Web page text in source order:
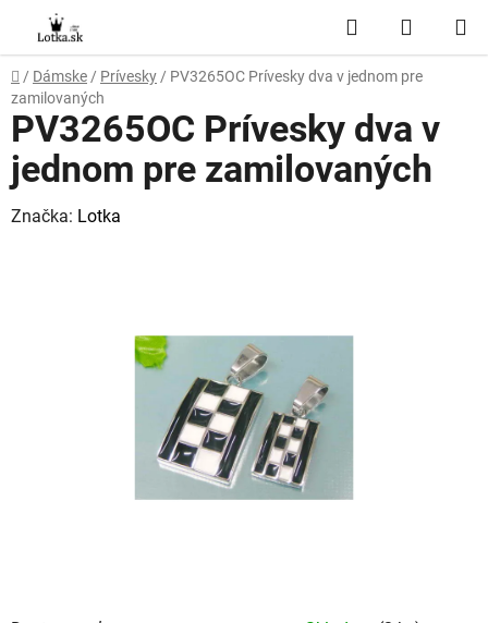
obsah
Hľadať
KOŠÍK
Domov
/ Dámske / Prívesky / PV3265OC Prívesky dva v jednom pre
zamilovaných
PV3265OC Prívesky dva v
jednom pre zamilovaných
Značka: Lotka